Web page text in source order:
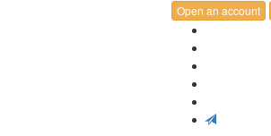
Open an account